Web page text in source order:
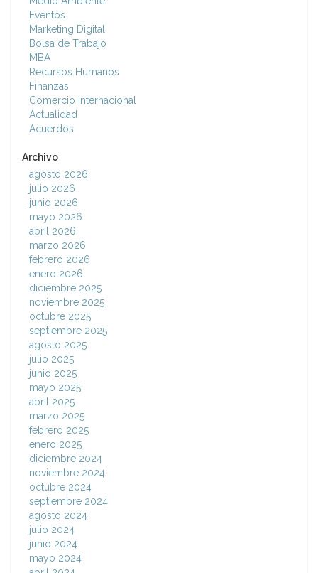
Eventos
Marketing Digital
Bolsa de Trabajo
MBA
Recursos Humanos
Finanzas
Comercio Internacional
Actualidad
Acuerdos
Archivo
agosto 2026
julio 2026
junio 2026
mayo 2026
abril 2026
marzo 2026
febrero 2026
enero 2026
diciembre 2025
noviembre 2025
octubre 2025
septiembre 2025
agosto 2025
julio 2025
junio 2025
mayo 2025
abril 2025
marzo 2025
febrero 2025
enero 2025
diciembre 2024
noviembre 2024
octubre 2024
septiembre 2024
agosto 2024
julio 2024
junio 2024
mayo 2024